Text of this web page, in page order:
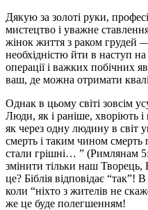
Дякую за золоті руки,
мистецтво і уважне
жінок життя з раком грудей
необхідністю йти в наступ
операції і важких побічних
ваш, де можна отримати
Однак в цьому світі зовсім
Люди, як і раніше, хворіють
як через одну людину в світ
смерть і таким чином смерть
стали грішні… ” (Римлянам
змінити тільки наш Творець,
це? Біблія відповідає “так”!
коли “ніхто з жителів не
же це буде полегшенням!